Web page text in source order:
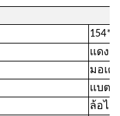
แดง /
มอเต
แบตเ
ล้อไม่